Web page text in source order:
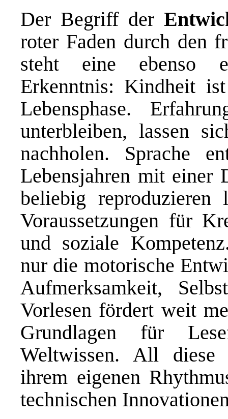
Der Begriff der
roter Faden durch den
steht eine ebenso
Erkenntnis: Kindheit
Lebensphase.
unterbleiben, lassen
nachholen. Sprache
Lebensjahren mit einer
beliebig
Voraussetzungen für
und soziale
nur die motorische
Aufmerksamkeit,
Vorlesen fördert weit
Grundlagen für
Weltwissen. All diese
ihrem eigenen
technischen